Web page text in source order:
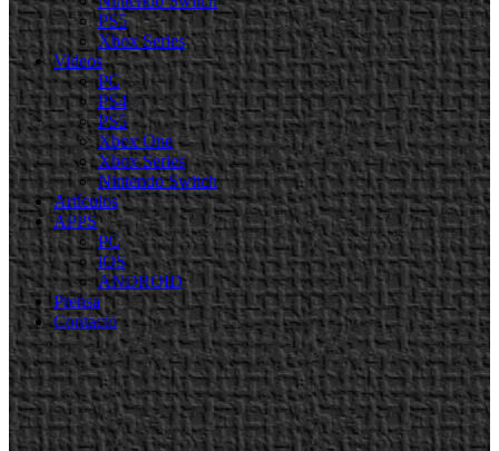
PS5
Xbox Series
Videos
PC
PS4
PS5
Xbox One
Xbox Series
Nintendo Switch
Artículos
APPS
PC
iOS
ANDROID
Prensa
Contacto